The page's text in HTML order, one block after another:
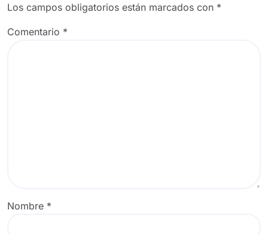
Los campos obligatorios están marcados con *
Comentario *
Nombre *